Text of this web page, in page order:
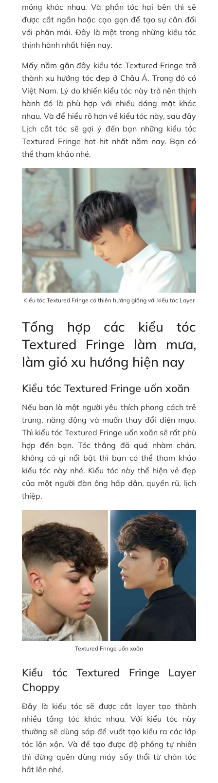
mỏng khác nhau. Và phần tóc hai bên thì sẽ
được cắt ngắn hoặc cạo gọn để tạo sự cân đối
với phần mái. Đây là một trong những kiểu tóc
thịnh hành nhất hiện nay.
Mấy năm gần đây kiểu tóc Textured Fringe trở
thành xu hướng tóc đẹp ở Châu Á. Trong đó có
Việt Nam. Lý do khiến kiểu tóc này trở nên thịnh
hành đó là phù hợp với nhiều dáng mặt khác
nhau. Và để hiểu rõ hơn về kiểu tóc này, sau đây
Lịch cắt tóc sẽ gợi ý đến bạn những kiểu tóc
Textured Fringe hot hit nhất năm nay. Bạn có
thể tham khảo nhé.
Kiểu tóc Textured Fringe có thiên hướng giống với kiểu tóc Layer
Tổng hợp các kiểu tóc
Textured Fringe làm mưa,
làm gió xu hướng hiện nay
Kiểu tóc Textured Fringe uốn xoăn
Nếu bạn là một người yêu thích phong cách trẻ
trung, năng động và muốn thay đổi diện mạo.
Thì kiểu tóc Textured Fringe uốn xoăn sẽ rất phù
hợp đến bạn. Tóc thẳng đã quá nhàm chán,
không có gì nổi bật thì bạn có thể tham khảo
kiểu tóc này nhé. Kiểu tóc này thể hiện vẻ đẹp
của một người đàn ông hấp dẫn, quyến rũ, lịch
thiệp.
Textured Fringe uốn xoăn
Kiểu tóc Textured Fringe Layer
Choppy
Đây là kiểu tóc sẽ được cắt layer tạo thành
nhiều tầng tóc khác nhau. Với kiểu tóc này
thường sẽ dùng sáp để vuốt tạo kiểu ra các lớp
tóc lộn xộn. Và để tạo được độ phồng tự nhiên
thì đừng quên dùng máy sấy thổi từ chân tóc
hất lên nhé.